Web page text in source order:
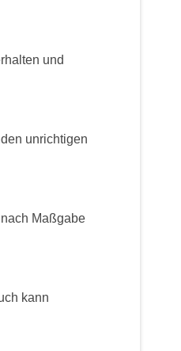
und
unrichtigen
Maßgabe
kann